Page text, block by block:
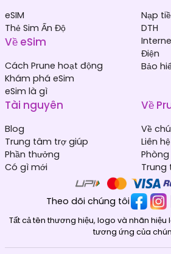
eSIM
Thẻ Sim Ấn Độ
Về eSim
Cách Prune hoạt động
Khám phá eSim
eSim là gì
Nạp
DTH
Điện
Bảo
Tài nguyên
Blog
Trung tâm trợ giúp
Phần thưởng
Có gì mới
Về
Về
Liên
Trung
Theo dõi chúng tôi
Tất cả tên thương hiệu, logo và nhãn hiệu
tương ứng của